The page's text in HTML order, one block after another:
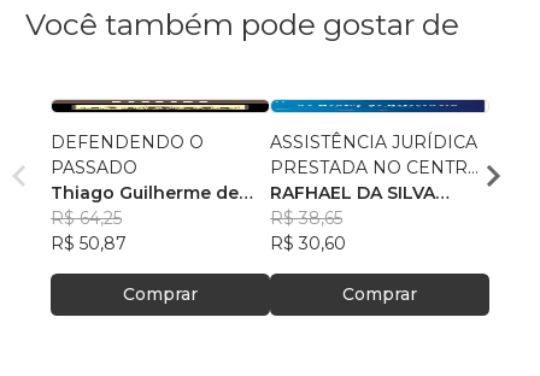
Você também pode gostar de
DEFENDENDO O
PASSADO
Thiago Guilherme de
Souza
R$ 64,25
R$ 50,87
Comprar
ASSISTÊNCIA JURÍDICA
PRESTADA NO CENTRO
DE REFERÊNCIA
ESPECIALIZADO DE
ASSISTÊNCIA SOCIAL–
CREAS
RAFHAEL DA SILVA
PETRÔNIO
R$ 38,65
R$ 30,60
Comprar
AS